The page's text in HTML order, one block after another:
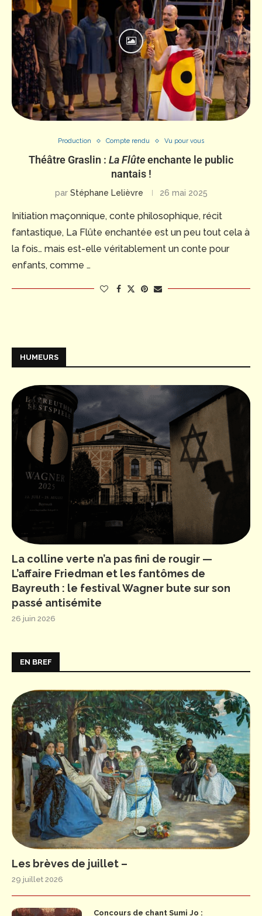
Production Compte rendu Vu pour vous
Théâtre Graslin : La Flûteenchante le public
nantais !
par Stéphane Lelièvre 26 mai 2025
Initiation maçonnique, conte philosophique, récit
fantastique, La Flûte enchantée est un peu tout cela à
la fois… mais est-elle véritablement un conte pour
enfants, comme …
HUMEURS
La colline verte n’a pas fini de rougir —
L’affaire Friedman et les fantômes de
Bayreuth : le festival Wagner bute sur son
passé antisémite
26 juin 2026
EN BREF
Les brèves de juillet –
29 juillet 2026
Concours de chant Sumi Jo :